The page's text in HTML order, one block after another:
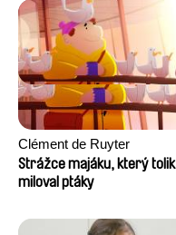
Clément de Ruyter
Strážce majáku, který tolik
miloval ptáky